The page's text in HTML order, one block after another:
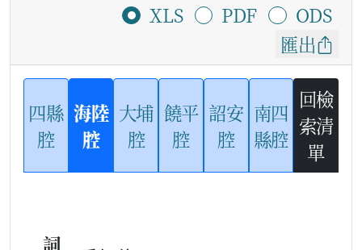
XLS
PDF
ODS
匯出
四縣
腔
海陸
腔
大埔
腔
饒平
腔
詔安
腔
南四
縣腔
回檢
索清
單
詞